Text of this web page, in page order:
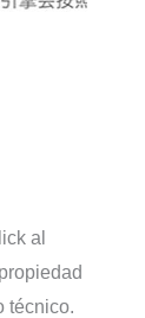
al
técnico.